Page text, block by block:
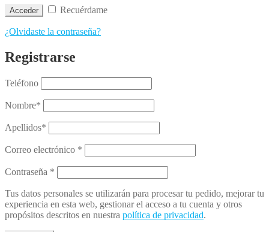
Acceder Recuérdame
¿Olvidaste la contraseña?
Registrarse
Teléfono
Nombre*
Apellidos*
Correo electrónico *
Contraseña *
Tus datos personales se utilizarán para procesar tu pedido, mejorar tu
experiencia en esta web, gestionar el acceso a tu cuenta y otros
propósitos descritos en nuestra política de privacidad.